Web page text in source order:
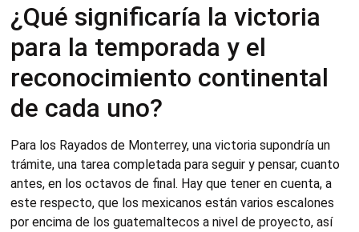
¿Qué significaría la victoria
para la temporada y el
reconocimiento continental
de cada uno?
Para los Rayados de Monterrey, una victoria supondría un
trámite, una tarea completada para seguir y pensar, cuanto
antes, en los octavos de final. Hay que tener en cuenta, a
este respecto, que los mexicanos están varios escalones
por encima de los guatemaltecos a nivel de proyecto, así